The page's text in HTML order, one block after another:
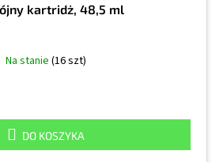
kartridż, 48,5 ml
Na stanie (16 szt)
DO KOSZYKA